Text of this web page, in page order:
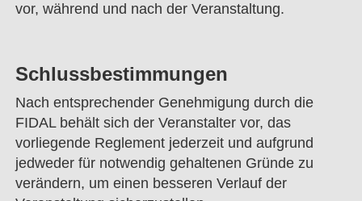
vor, während und nach der Veranstaltung.
Schlussbestimmungen
Nach entsprechender Genehmigung durch die
FIDAL behält sich der Veranstalter vor, das
vorliegende Reglement jederzeit und aufgrund
jedweder für notwendig gehaltenen Gründe zu
verändern, um einen besseren Verlauf der